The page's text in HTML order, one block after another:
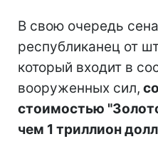
В свою очередь
республиканец от
который входит в
вооруженных сил,
стоимостью
чем 1 триллион